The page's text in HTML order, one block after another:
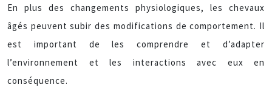
En plus des changements physiologiques, les chevaux
âgés peuvent subir des modifications de comportement. Il
est important de les comprendre et d’adapter
l’environnement et les interactions avec eux en
conséquence.